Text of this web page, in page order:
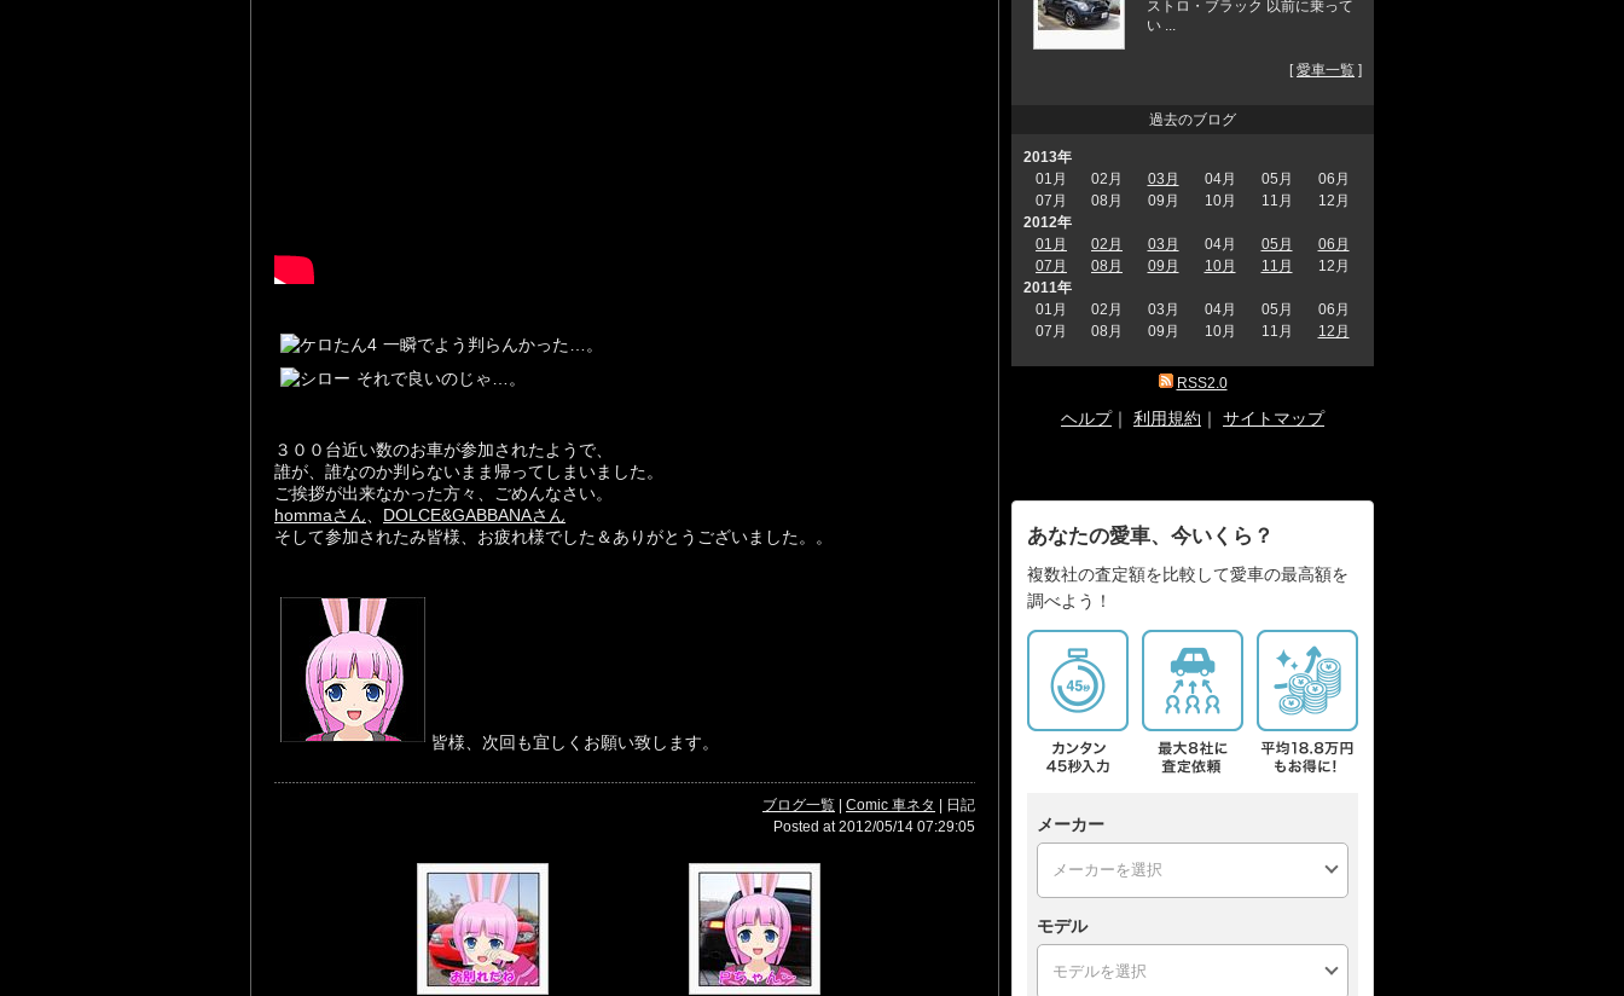
一瞬でよう判らんかった…。
それで良いのじゃ…。
３００台近い数のお車が参加されたようで、
誰が、誰なのか判らないまま帰ってしまいました。
ご挨拶が出来なかった方々、ごめんなさい。
hommaさん
DOLCE&GABBANAさん
そして参加されたみ皆様、お疲れ様でした＆ありがとうございました。。
皆様、次回も宜しくお願い致します。
ブログ一覧 Comic 車ネタ
| 日記
Posted at 2012/05/14 07:29:05
ストロ・ブラック 以前に乗って
い ...
[愛車一覧 ]
過去のブログ
2013年
01月
02月 03月 04月 05月
06月
07月
08月 09月 10月 11月
12月
2012年
01月
02月 03月 04月 05月
06月
07月
08月 09月 10月 11月
12月
2011年
01月
02月 03月 04月 05月
06月
07月
08月 09月 10月 11月 12月
RSS2.0
ヘルプ｜ 利用規約 ｜ サイトマップ
あなたの愛車、今いくら？
複数社の査定額を比較して愛車の最高額を
調べよう！
メーカー
モデル